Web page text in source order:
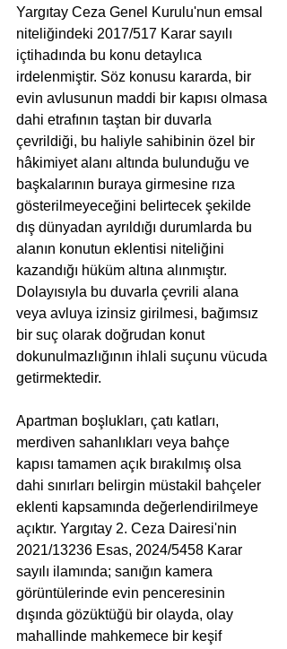
Yargıtay Ceza Genel Kurulu'nun emsal
niteliğindeki 2017/517 Karar sayılı
içtihadında bu konu detaylıca
irdelenmiştir. Söz konusu kararda, bir
evin avlusunun maddi bir kapısı olmasa
dahi etrafının taştan bir duvarla
çevrildiği, bu haliyle sahibinin özel bir
hâkimiyet alanı altında bulunduğu ve
başkalarının buraya girmesine rıza
gösterilmeyeceğini belirtecek şekilde
dış dünyadan ayrıldığı durumlarda bu
alanın konutun eklentisi niteliğini
kazandığı hüküm altına alınmıştır.
Dolayısıyla bu duvarla çevrili alana
veya avluya izinsiz girilmesi, bağımsız
bir suç olarak doğrudan konut
dokunulmazlığının ihlali suçunu vücuda
getirmektedir.
Apartman boşlukları, çatı katları,
merdiven sahanlıkları veya bahçe
kapısı tamamen açık bırakılmış olsa
dahi sınırları belirgin müstakil bahçeler
eklenti kapsamında değerlendirilmeye
açıktır. Yargıtay 2. Ceza Dairesi'nin
2021/13236 Esas, 2024/5458 Karar
sayılı ilamında; sanığın kamera
görüntülerinde evin penceresinin
dışında gözüktüğü bir olayda, olay
mahallinde mahkemece bir keşif